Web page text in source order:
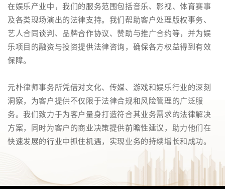
在娱乐产业中，我们的服务范围包括音乐、影视、体育赛事
及各类现场演出的法律支持。我们帮助客户处理版权事务、
艺人合同谈判、品牌合作协议、赞助与推广合约等，并为娱
乐项目的融资与投资提供法律咨询，确保各方权益得到有效
保障。
元朴律师事务所凭借对文化、传媒、游戏和娱乐行业的深刻
洞察，为客户提供不仅限于法律合规和风险管理的广泛服
务。我们致力于为客户量身打造符合其业务需求的法律解决
方案，同时为客户的商业决策提供前瞻性建议，助力他们在
快速发展的行业中抓住机遇，实现业务的持续增长和成功。